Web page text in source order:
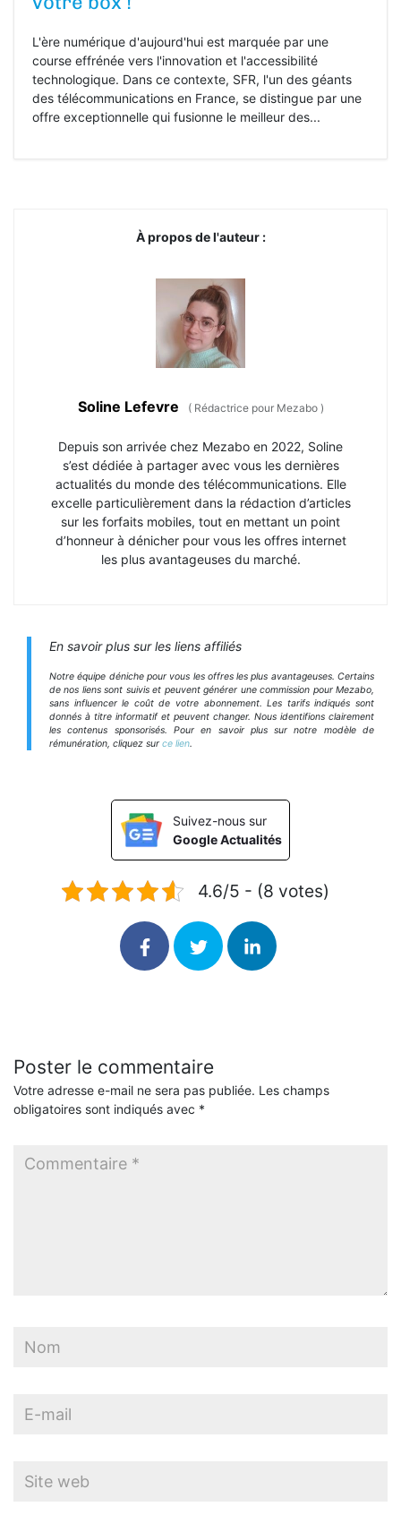
L'ère numérique d'aujourd'hui est marquée par une
course effrénée vers l'innovation et l'accessibilité
technologique. Dans ce contexte, SFR, l'un des géants
des télécommunications en France, se distingue par une
offre exceptionnelle qui fusionne le meilleur des...
À propos de l'auteur :
Soline Lefevre (Rédactrice pour Mezabo )
Depuis son arrivée chez Mezabo en 2022, Soline
s’est dédiée à partager avec vous les dernières
actualités du monde des télécommunications. Elle
excelle particulièrement dans la rédaction d’articles
sur les forfaits mobiles, tout en mettant un point
d’honneur à dénicher pour vous les offres internet
les plus avantageuses du marché.
En savoir plus sur les liens affiliés
Notre équipe déniche pour vous les offres les plus avantageuses. Certains
de nos liens sont suivis et peuvent générer une commission pour Mezabo,
sans influencer le coût de votre abonnement. Les tarifs indiqués sont
donnés à titre informatif et peuvent changer. Nous identifions clairement
les contenus sponsorisés. Pour en savoir plus sur notre modèle de
rémunération, cliquez sur ce lien.
Suivez-nous sur
Google Actualités
4.6/5 - (8 votes)
Poster le commentaire
Votre adresse e-mail ne sera pas publiée. Les champs
obligatoires sont indiqués avec *